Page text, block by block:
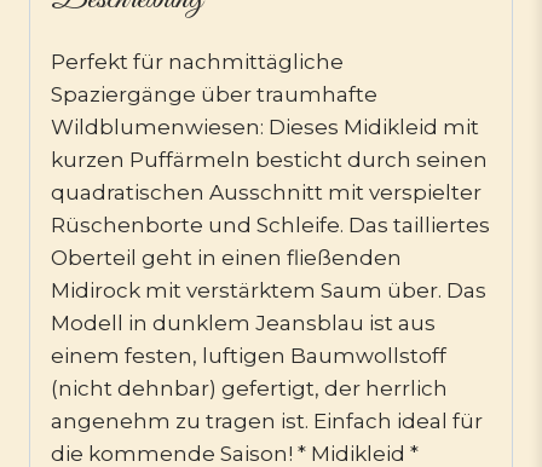
Perfekt für nachmittägliche
Spaziergänge über traumhafte
Wildblumenwiesen: Dieses Midikleid mit
kurzen Puffärmeln besticht durch seinen
quadratischen Ausschnitt mit verspielter
Rüschenborte und Schleife. Das tailliertes
Oberteil geht in einen fließenden
Midirock mit verstärktem Saum über. Das
Modell in dunklem Jeansblau ist aus
einem festen, luftigen Baumwollstoff
(nicht dehnbar) gefertigt, der herrlich
angenehm zu tragen ist. Einfach ideal für
die kommende Saison! * Midikleid *